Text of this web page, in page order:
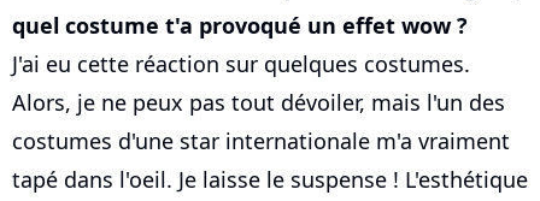
quel costume t'a provoqué un effet wow ?
J'ai eu cette réaction sur quelques costumes.
Alors, je ne peux pas tout dévoiler, mais l'un des
costumes d'une star internationale m'a vraiment
tapé dans l'oeil. Je laisse le suspense ! L'esthétique